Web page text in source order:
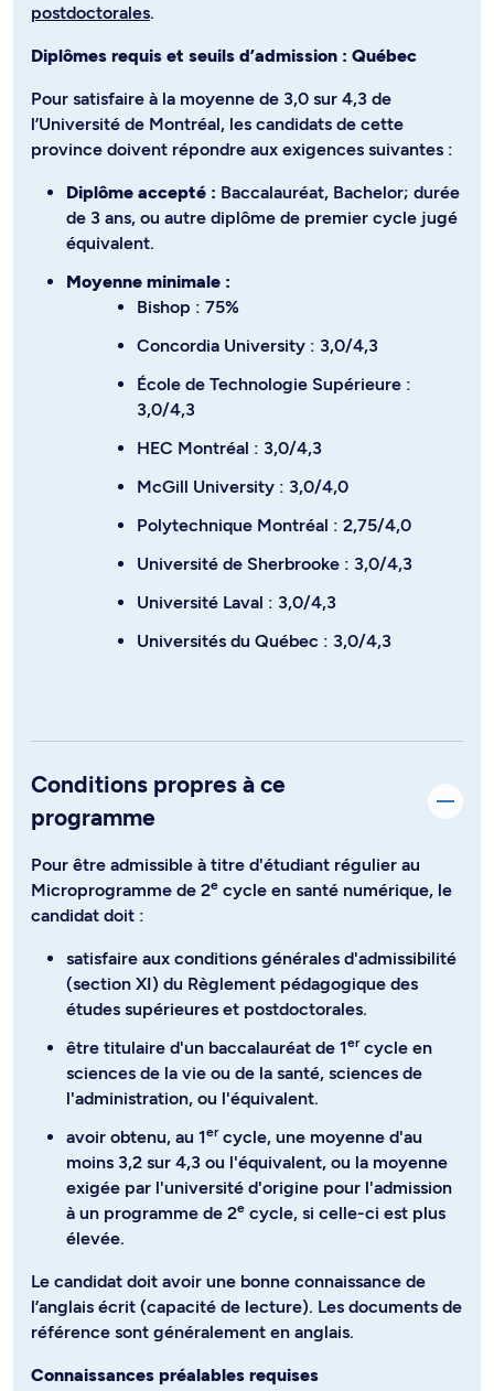
postdoctorales.
Diplômes requis et seuils d’admission : Québec
Pour satisfaire à la moyenne de 3,0 sur 4,3 de
l’Université de Montréal, les candidats de cette
province doivent répondre aux exigences suivantes :
Diplôme accepté : Baccalauréat, Bachelor; durée
de 3 ans, ou autre diplôme de premier cycle jugé
équivalent.
Moyenne minimale :
Bishop : 75%
Concordia University : 3,0/4,3
École de Technologie Supérieure :
3,0/4,3
HEC Montréal : 3,0/4,3
McGill University : 3,0/4,0
Polytechnique Montréal : 2,75/4,0
Université de Sherbrooke : 3,0/4,3
Université Laval : 3,0/4,3
Universités du Québec : 3,0/4,3
Conditions propres à ce
programme
Pour être admissible à titre d'étudiant régulier au
Microprogramme de 2e cycle en santé numérique, le
candidat doit :
satisfaire aux conditions générales d'admissibilité
(section XI) du Règlement pédagogique des
études supérieures et postdoctorales.
être titulaire d'un baccalauréat de 1ercycle en
sciences de la vie ou de la santé, sciences de
l'administration, ou l'équivalent.
avoir obtenu, au 1ercycle, une moyenne d'au
moins 3,2 sur 4,3 ou l'équivalent, ou la moyenne
exigée par l'université d'origine pour l'admission
à un programme de 2e cycle, si celle-ci est plus
élevée.
Le candidat doit avoir une bonne connaissance de
l’anglais écrit (capacité de lecture). Les documents de
référence sont généralement en anglais.
Connaissances préalables requises